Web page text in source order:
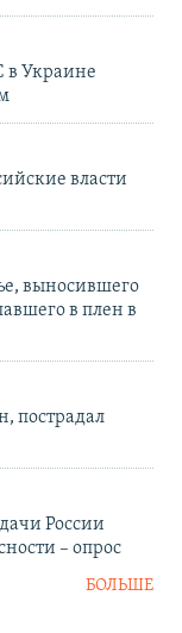
в Украине
власти
выносившего
в плен в
пострадал
России
– опрос
БОЛЬШЕ